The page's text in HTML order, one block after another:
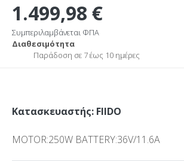
1.499,98 €
Συμπεριλαμβάνεται ΦΠΑ
Διαθεσιμότητα
Παράδοση σε 7 έως 10 ημέρες
Κατασκευαστής: FIIDO
MOTOR:250W BATTERY:36V/11.6A